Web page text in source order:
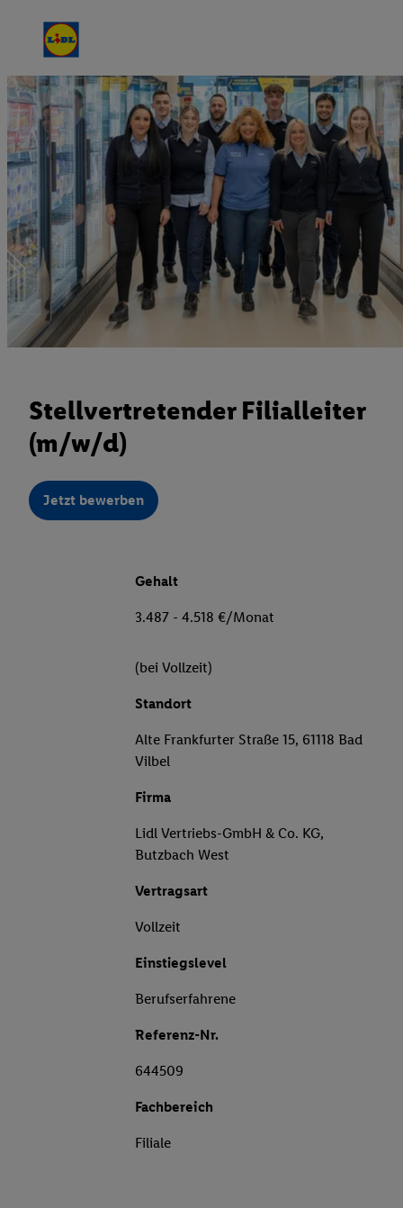
Stellvertretender Filialleiter
(m/w/d)
Jetzt bewerben
Gehalt
3.487 - 4.518 €/Monat
(bei Vollzeit)
Standort
Alte Frankfurter Straße 15, 61118 Bad
Vilbel
Firma
Lidl Vertriebs-GmbH & Co. KG,
Butzbach West
Vertragsart
Vollzeit
Einstiegslevel
Berufserfahrene
Referenz-Nr.
644509
Fachbereich
Filiale